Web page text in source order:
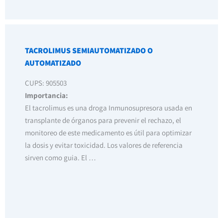
TACROLIMUS SEMIAUTOMATIZADO O
AUTOMATIZADO
CUPS: 905503
Importancia:
El tacrolimus es una droga Inmunosupresora usada en
transplante de órganos para prevenir el rechazo, el
monitoreo de este medicamento es útil para optimizar
la dosis y evitar toxicidad. Los valores de referencia
sirven como guia. El …